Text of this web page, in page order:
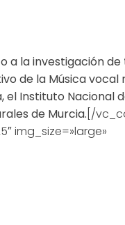
a la investigación
de la Música vocal
el Instituto Nacional
de Murcia. [/
img_size=»large»